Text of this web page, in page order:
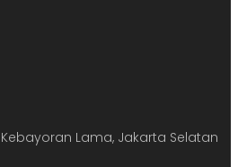
Kebayoran Lama, Jakarta Selatan